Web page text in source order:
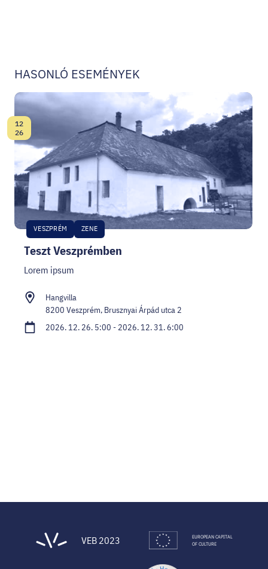
HASONLÓ ESEMÉNYEK
Teszt Veszprémben
VESZPRÉM ZENE
Dátum:
12
26
Lorem ipsum
Hangvilla
8200 Veszprém, Brusznyai Árpád utca 2
2026. 12. 26. 5:00 - 2026. 12. 31. 6:00
VEB 2023
EUROPEAN CAPITAL
OF CULTURE